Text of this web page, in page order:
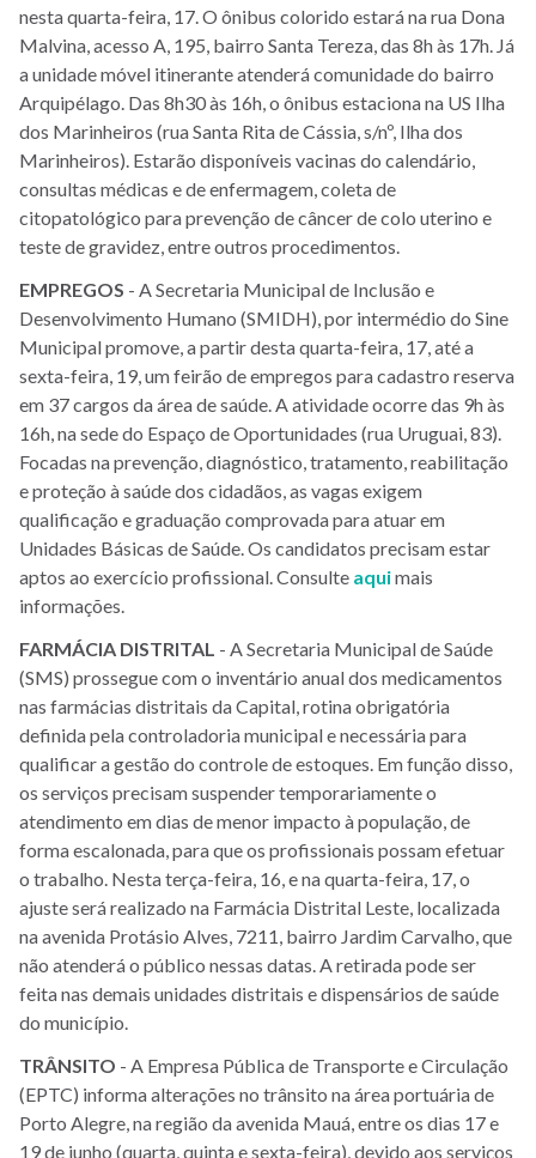
nesta quarta-feira, 17. O ônibus colorido estará na rua Dona
Malvina, acesso A, 195, bairro Santa Tereza, das 8h às 17h. Já
a unidade móvel itinerante atenderá comunidade do bairro
Arquipélago. Das 8h30 às 16h, o ônibus estaciona na US Ilha
dos Marinheiros (rua Santa Rita de Cássia, s/nº, Ilha dos
Marinheiros). Estarão disponíveis vacinas do calendário,
consultas médicas e de enfermagem, coleta de
citopatológico para prevenção de câncer de colo uterino e
teste de gravidez, entre outros procedimentos.
EMPREGOS - A Secretaria Municipal de Inclusão e
Desenvolvimento Humano (SMIDH), por intermédio do Sine
Municipal promove, a partir desta quarta-feira, 17, até a
sexta-feira, 19, um feirão de empregos para cadastro reserva
em 37 cargos da área de saúde. A atividade ocorre das 9h às
16h, na sede do Espaço de Oportunidades (rua Uruguai, 83).
Focadas na prevenção, diagnóstico, tratamento, reabilitação
e proteção à saúde dos cidadãos, as vagas exigem
qualificação e graduação comprovada para atuar em
Unidades Básicas de Saúde. Os candidatos precisam estar
aptos ao exercício profissional. Consulte aquimais
informações.
FARMÁCIA DISTRITAL - A Secretaria Municipal de Saúde
(SMS) prossegue com o inventário anual dos medicamentos
nas farmácias distritais da Capital, rotina obrigatória
definida pela controladoria municipal e necessária para
qualificar a gestão do controle de estoques. Em função disso,
os serviços precisam suspender temporariamente o
atendimento em dias de menor impacto à população, de
forma escalonada, para que os profissionais possam efetuar
o trabalho. Nesta terça-feira, 16, e na quarta-feira, 17, o
ajuste será realizado na Farmácia Distrital Leste, localizada
na avenida Protásio Alves, 7211, bairro Jardim Carvalho, que
não atenderá o público nessas datas. A retirada pode ser
feita nas demais unidades distritais e dispensários de saúde
do município.
TRÂNSITO - A Empresa Pública de Transporte e Circulação
(EPTC) informa alterações no trânsito na área portuária de
Porto Alegre, na região da avenida Mauá, entre os dias 17 e
19 de junho (quarta, quinta e sexta-feira), devido aos serviços